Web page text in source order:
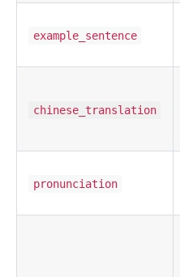
example_sentence
chinese_translation
pronunciation